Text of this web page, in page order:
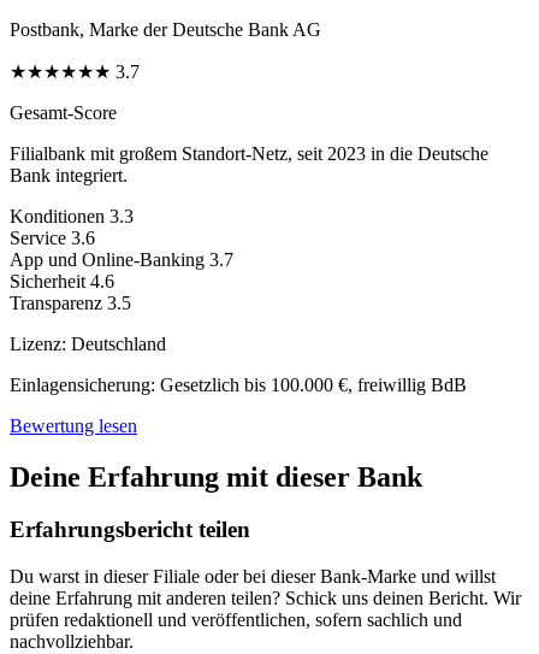
Postbank, Marke der Deutsche Bank AG
★★★★★★ 3.7
Gesamt-Score
Filialbank mit großem Standort-Netz, seit 2023 in die Deutsche
Bank integriert.
Konditionen 3.3
Service 3.6
App und Online-Banking 3.7
Sicherheit 4.6
Transparenz 3.5
Lizenz: Deutschland
Einlagensicherung: Gesetzlich bis 100.000 €, freiwillig BdB
Bewertung lesen
Deine Erfahrung mit dieser Bank
Erfahrungsbericht teilen
Du warst in dieser Filiale oder bei dieser Bank-Marke und willst
deine Erfahrung mit anderen teilen? Schick uns deinen Bericht. Wir
prüfen redaktionell und veröffentlichen, sofern sachlich und
nachvollziehbar.